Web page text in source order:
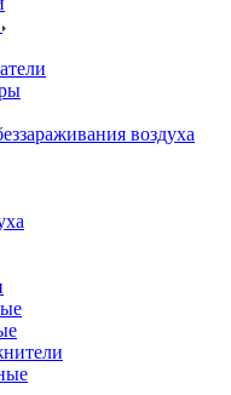
воздуха